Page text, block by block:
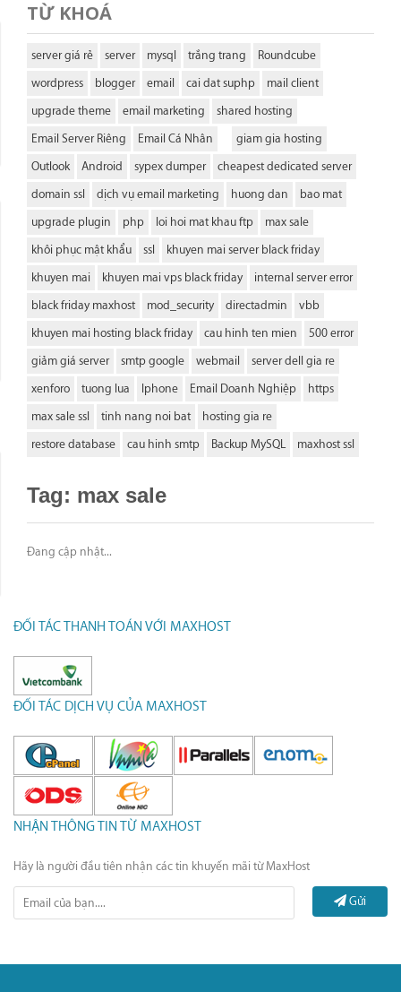
TỪ KHOÁ
server giá rẻ server mysql trắng trang Roundcube
wordpress blogger email cai dat suphp mail client
upgrade theme email marketing shared hosting
Email Server Riêng Email Cá Nhân giam gia hosting
Outlook Android sypex dumper cheapest dedicated server
domain ssl dịch vụ email marketing huong dan bao mat
upgrade plugin php loi hoi mat khau ftp max sale
khôi phục mật khẩu ssl khuyen mai server black friday
khuyen mai khuyen mai vps black friday internal server error
black friday maxhost mod_security directadmin vbb
khuyen mai hosting black friday cau hinh ten mien 500 error
giảm giá server smtp google webmail server dell gia re
xenforo tuong lua Iphone Email Doanh Nghiệp https
max sale ssl tinh nang noi bat hosting gia re
restore database cau hinh smtp Backup MySQL maxhost ssl
Tag: max sale
Đang cập nhật...
ĐỐI TÁC THANH TOÁN VỚI MAXHOST
ĐỐI TÁC DỊCH VỤ CỦA MAXHOST
NHẬN THÔNG TIN TỪ MAXHOST
Hãy là người đầu tiên nhận các tin khuyến mãi từ MaxHost
Gửi